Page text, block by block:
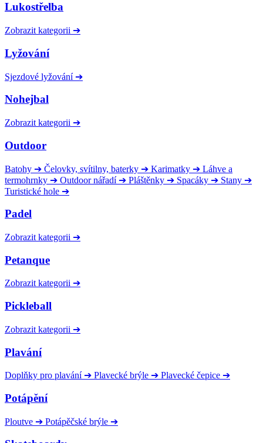
Lukostřelba
Zobrazit kategorii ➔
Lyžování
Sjezdové lyžování ➔
Nohejbal
Zobrazit kategorii ➔
Outdoor
Batohy ➔ Čelovky, svítilny, baterky ➔ Karimatky ➔ Láhve a
termohrnky ➔ Outdoor nářadí ➔ Pláštěnky ➔ Spacáky ➔ Stany ➔
Turistické hole ➔
Padel
Zobrazit kategorii ➔
Petanque
Zobrazit kategorii ➔
Pickleball
Zobrazit kategorii ➔
Plavání
Doplňky pro plavání ➔ Plavecké brýle ➔ Plavecké čepice ➔
Potápění
Ploutve ➔ Potápěčské brýle ➔